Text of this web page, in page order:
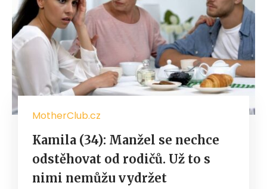
MotherClub.cz
Kamila (34): Manžel se nechce
odstěhovat od rodičů. Už to s
nimi nemůžu vydržet